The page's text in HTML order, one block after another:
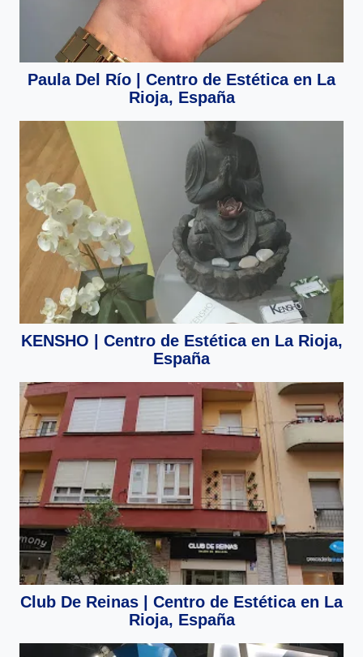
Paula Del Río | Centro de Estética en La
Rioja, España
KENSHO | Centro de Estética en La Rioja,
España
Club De Reinas | Centro de Estética en La
Rioja, España